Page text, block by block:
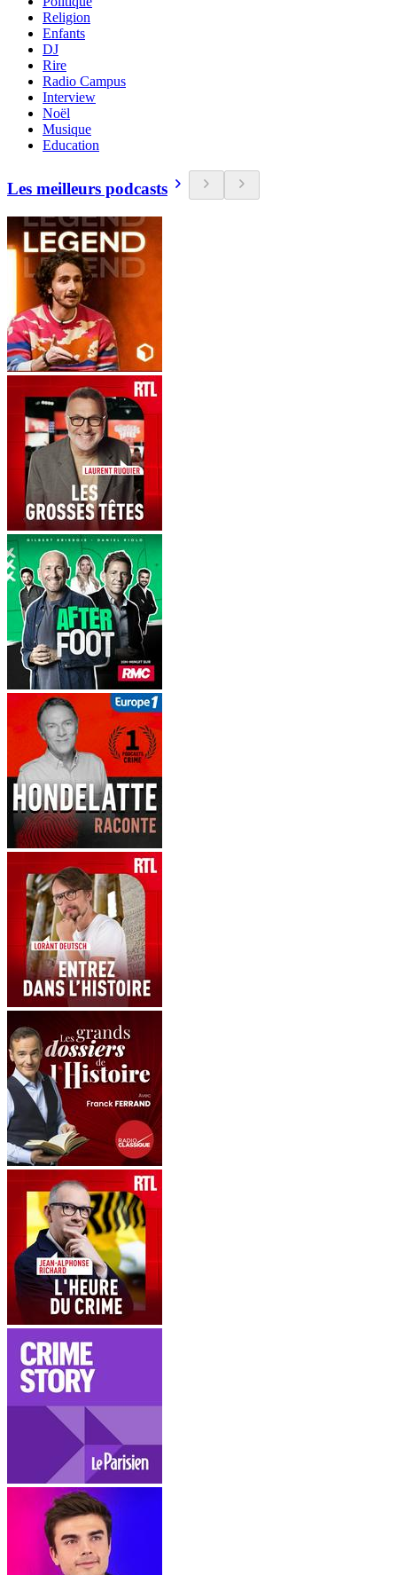
Religion
Enfants
DJ
Rire
Radio Campus
Interview
Noël
Musique
Education
Les meilleurs podcasts